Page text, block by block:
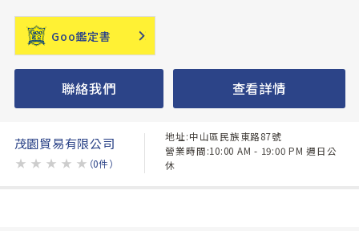
Goo鑑定書
聯絡我們 查看詳情
茂園貿易有限公司
★ ★ ★ ★ ★ （0件）
地址:中山區民族東路87號
營業時間:10:00 AM - 19:00 PM 週日公
休